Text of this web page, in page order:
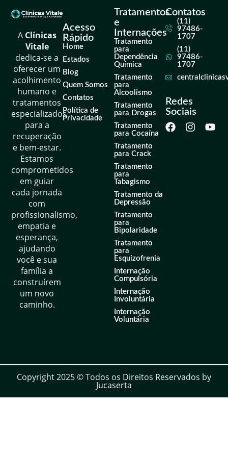
A Clínicas
Vitale
dedica-se a
oferecer um
acolhimento
humano e
tratamentos
especializados
para a
recuperação
e bem-estar.
Estamos
comprometidos
em guiar
cada jornada
com
profissionalismo,
empatia e
esperança,
ajudando
você e sua
família a
construírem
um novo
caminho.
Acesso
Rápido
Home
Estados
Blog
Quem Somos
Contatos
Política de
Privacidade
Tratamentos
e
Internações
Tratamento
para
Dependência
Química
Tratamento
para
Alcoolismo
Tratamento
para Drogas
Tratamento
para Cocaína
Tratamento
para Crack
Tratamento
para
Tabagismo
Tratamento da
Depressão
Tratamento
para
Bipolaridade
Tratamento
para
Esquizofrenia
Internação
Compulsória
Internação
Involuntária
Internação
Voluntária
Contatos
(11)
97486-
1707
(11)
97486-
1707
Redes
Sociais
Copyright 2025 © Todos os Direitos Reservados by
Jucaserta